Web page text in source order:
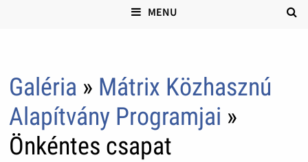
MENU
Galéria » Mátrix Közhasznú
Alapítvány Programjai »
Önkéntes csapat